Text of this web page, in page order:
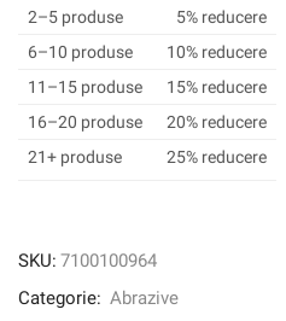
™
FIBER
DISC
787C,
50
mm,
2–5 produse
5% reducere
6–10 produse
10% reducere
11–15 produse
15% reducere
16–20 produse
20% reducere
21+ produse
25% reducere
SKU: 7100100964
Categorie: Abrazive